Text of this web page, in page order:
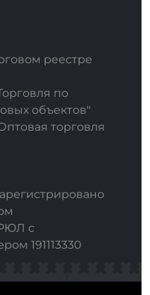
реестре
по
объектов"
торговля
с
191113330